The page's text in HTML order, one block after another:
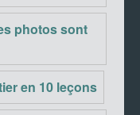
photos sont
en 10 leçons